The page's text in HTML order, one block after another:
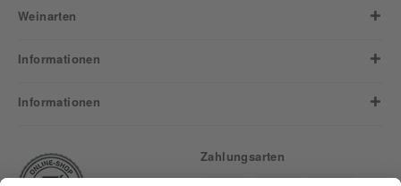
Weinarten
Informationen
Informationen
Zahlungsarten